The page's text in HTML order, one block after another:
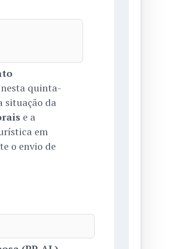
quinta-
situação da
e a
em
o envio de